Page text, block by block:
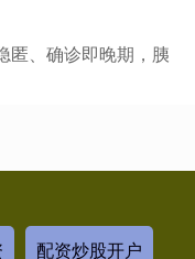
匿、确诊即晚期，胰
配资炒股开户